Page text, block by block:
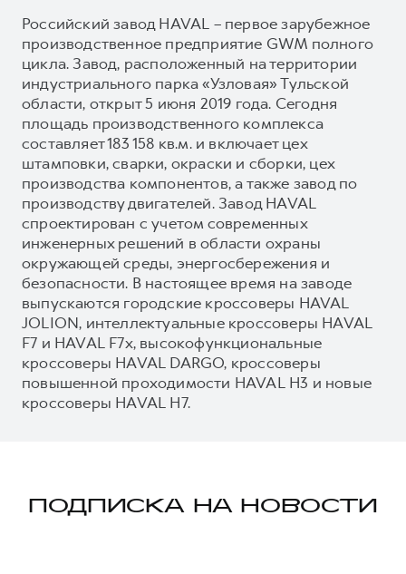
Российский завод HAVAL – первое зарубежное
производственное предприятие GWM полного
цикла. Завод, расположенный на территории
индустриального парка «Узловая» Тульской
области, открыт 5 июня 2019 года. Сегодня
площадь производственного комплекса
составляет 183 158 кв.м. и включает цех
штамповки, сварки, окраски и сборки, цех
производства компонентов, а также завод по
производству двигателей. Завод HAVAL
спроектирован с учетом современных
инженерных решений в области охраны
окружающей среды, энергосбережения и
безопасности. В настоящее время на заводе
выпускаются городские кроссоверы HAVAL
JOLION, интеллектуальные кроссоверы HAVAL
F7 и HAVAL F7x, высокофункциональные
кроссоверы HAVAL DARGO, кроссоверы
повышенной проходимости HAVAL H3 и новые
кроссоверы HAVAL H7.
ПОДПИСКА НА НОВОСТИ